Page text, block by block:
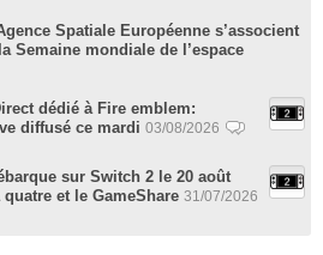
Spatiale Européenne s’associent
Semaine mondiale de l’espace
dédié à Fire emblem:
diffusé ce mardi 03/08/2026
sur Switch 2 le 20 août
et le GameShare 31/07/2026